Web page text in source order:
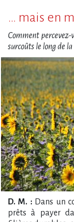
… mais en
Comment
surcoûts le long de
D. M. :Dans un
prêts à payer